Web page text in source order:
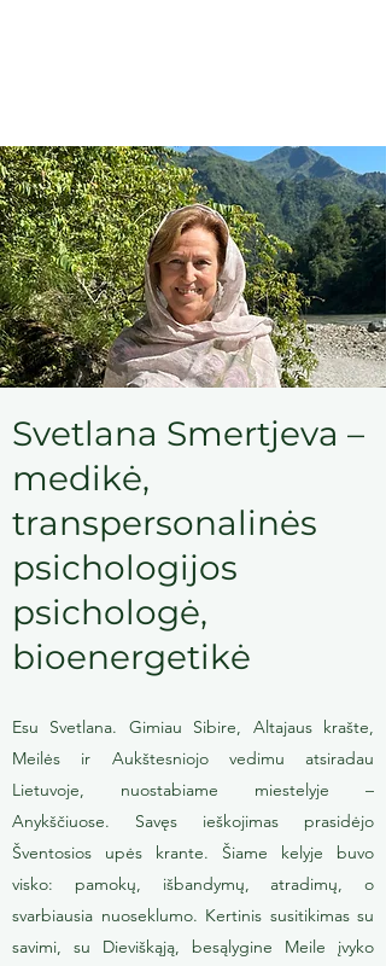
Svetlana Smertjeva –
medikė,
transpersonalinės
psichologijos
psichologė,
bioenergetikė
Esu Svetlana. Gimiau Sibire, Altajaus krašte,
Meilės ir Aukštesniojo vedimu atsiradau
Lietuvoje, nuostabiame miestelyje –
Anykščiuose. Savęs ieškojimas prasidėjo
Šventosios upės krante. Šiame kelyje buvo
visko: pamokų, išbandymų, atradimų, o
svarbiausia nuoseklumo. Kertinis susitikimas su
savimi, su Dieviškąją, besąlygine Meile įvyko